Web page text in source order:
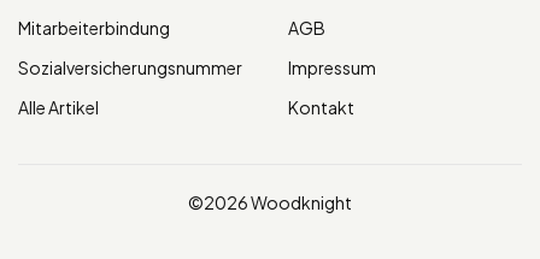
Mitarbeiterbindung
Sozialversicherungsnummer
Alle Artikel
AGB
Impressum
Kontakt
©2026 Woodknight